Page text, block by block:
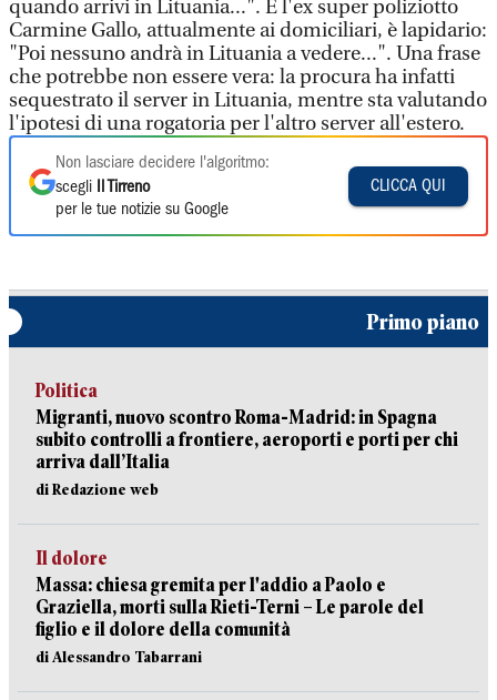
quando arrivi in Lituania...". E l'ex super poliziotto
Carmine Gallo, attualmente ai domiciliari, è lapidario:
"Poi nessuno andrà in Lituania a vedere...". Una frase
che potrebbe non essere vera: la procura ha infatti
sequestrato il server in Lituania, mentre sta valutando
l'ipotesi di una rogatoria per l'altro server all'estero.
Non lasciare decidere l'algoritmo:
scegli
Il Tirreno
per le tue notizie su Google
CLICCA QUI
Primo piano
Politica
Migranti, nuovo scontro Roma-Madrid: in Spagna
subito controlli a frontiere, aeroporti e porti per chi
arriva dall’Italia
di Redazione web
Il dolore
Massa: chiesa gremita per l'addio a Paolo e
Graziella, morti sulla Rieti-Terni – Le parole del
figlio e il dolore della comunità
di Alessandro Tabarrani